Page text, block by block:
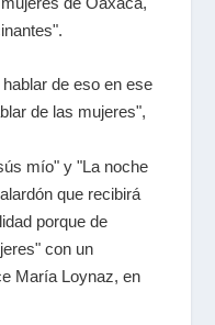
de eso en ese
de las mujeres",
mío" y "La noche
que recibirá
porque de
con un
María Loynaz, en